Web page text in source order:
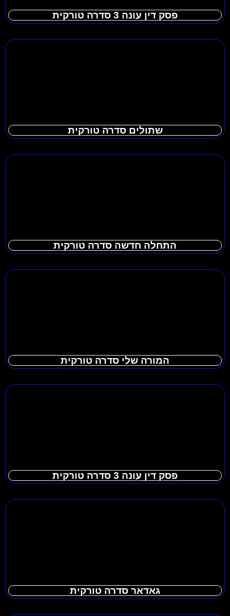
פסק דין עונה 3 סדרה טורקית
שתולים סדרה טורקית
התחלה חדשה סדרה טורקית
המורה שלי סדרה טורקית
פסק דין עונה 3 סדרה טורקית
גאדאר סדרה טורקית